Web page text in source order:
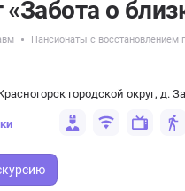
о
Пансионаты с восстановлением
городской округ, д.